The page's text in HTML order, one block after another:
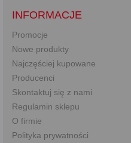
INFORMACJE
Promocje
Nowe produkty
Najczęściej kupowane
Producenci
Skontaktuj się z nami
Regulamin sklepu
O firmie
Polityka prywatności